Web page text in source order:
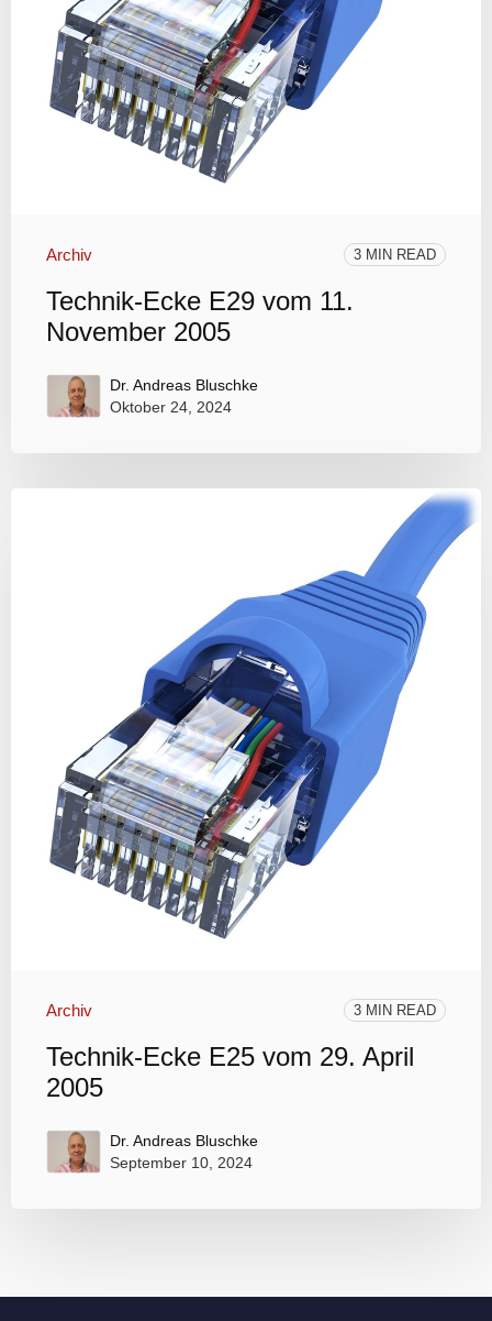
Archiv 3 MIN READ
Technik-Ecke E29 vom 11.
November 2005
Dr. Andreas Bluschke
Oktober 24, 2024
Archiv 3 MIN READ
Technik-Ecke E25 vom 29. April
2005
Dr. Andreas Bluschke
September 10, 2024